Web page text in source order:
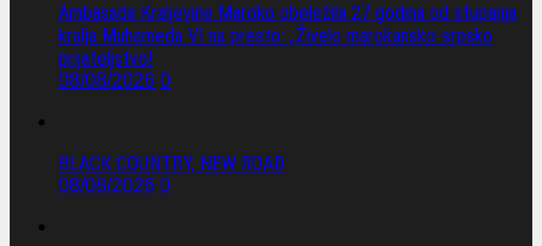
Ambasada Kraljevine Maroko obeležila 27 godina od stupanja
kralja Muhameda VI na presto: „Živelo marokansko-srpsko
prijateljstvo!
08/08/2026 0
BLACK COUNTRY, NEW ROAD
08/08/2026 0